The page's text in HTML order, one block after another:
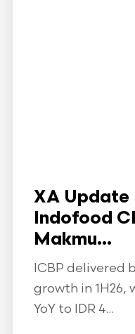
XA Update
Indofood
Makmu...
ICBP delivered
growth in 1H26,
YoY to IDR 4...